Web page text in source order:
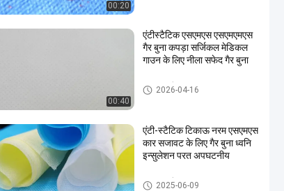
00:20
00:40
एंटीस्टैटिक एसएमएस एसएमएमएस
गैर बुना कपड़ा सर्जिकल मेडिकल
गाउन के लिए नीला सफेद गैर बुना
एसएमएस गैर बुना कपड़ा
2026-04-16
एंटी-स्टैटिक टिकाऊ नरम एसएमएस
कार सजावट के लिए गैर बुना ध्वनि
इन्सुलेशन परत अपघटनीय
एसएमएस गैर बुना कपड़ा
2025-06-09